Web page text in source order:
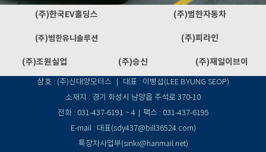
(주)한국EV홀딩스 (주)범한자동차
(주)범한유니솔루션 (주)피라인
(주)조원실업 (주)승신 (주)재일이브이
상호 : (주)신대양모터스 ｜ 대표 : 이병섭(LEE BYUNG SEOP)
소재지 : 경기 화성시 남양읍 주석로 370-10
전화 : 031-437-6191 ~ 4｜팩스 : 031-437-6195
E-mail : 대표(sdy437@bill36524.com)
특장차사업부(sinki@hanmail.net)